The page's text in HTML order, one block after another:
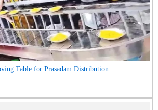
Table for Prasadam Distribution...